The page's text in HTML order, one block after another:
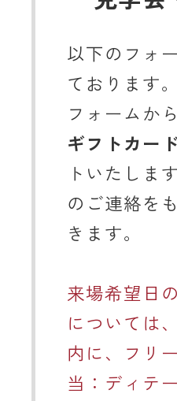
以下のフォ
ております
フォームか
ギフトカー
トいたしま
のご連絡を
きます。
来場希望日
については
内に、フリ
当：ディテ